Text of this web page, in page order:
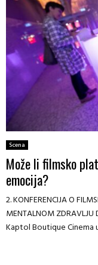
Scena
Može li filmsko
emocija?
2. KONFERENCIJA O
MENTALNOM
Kaptol Boutique Cinema